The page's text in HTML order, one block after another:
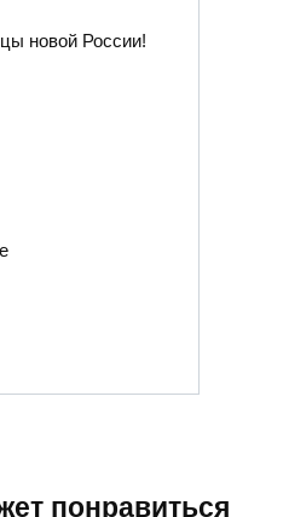
новой России!
понравиться